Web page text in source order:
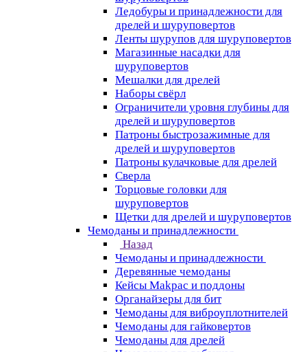
Ледобуры и принадлежности для
дрелей и шуруповертов
Ленты шурупов для шуруповертов
Магазинные насадки для
шуруповертов
Мешалки для дрелей
Наборы свёрл
Ограничители уровня глубины для
дрелей и шуруповертов
Патроны быстрозажимные для
дрелей и шуруповертов
Патроны кулачковые для дрелей
Сверла
Торцовые головки для
шуруповертов
Щетки для дрелей и шуруповертов
Чемоданы и принадлежности
Назад
Чемоданы и принадлежности
Деревянные чемоданы
Кейсы Makpac и поддоны
Органайзеры для бит
Чемоданы для виброуплотнителей
Чемоданы для гайковертов
Чемоданы для дрелей